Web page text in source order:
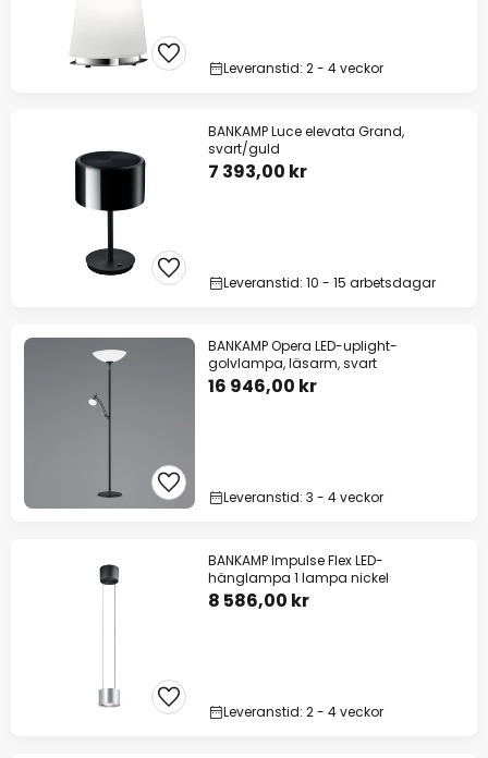
Leveranstid: 2 - 4 veckor
BANKAMP Luce elevata Grand,
svart/guld
7 393,00 kr
Leveranstid: 10 - 15 arbetsdagar
BANKAMP Opera LED-uplight-
golvlampa, läsarm, svart
16 946,00 kr
Leveranstid: 3 - 4 veckor
BANKAMP Impulse Flex LED-
hänglampa 1 lampa nickel
8 586,00 kr
Leveranstid: 2 - 4 veckor